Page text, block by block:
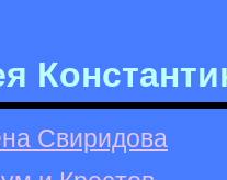
Свиридова